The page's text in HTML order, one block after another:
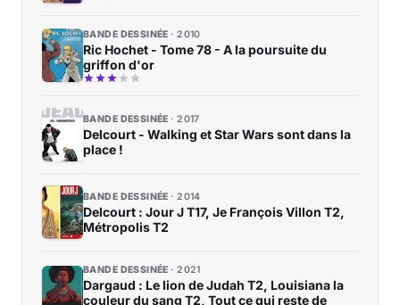
BANDE DESSINÉE 2010
Ric Hochet - Tome 78 - A la poursuite du
griffon d'or
BANDE DESSINÉE 2017
Delcourt - Walking et Star Wars sont dans la
place !
BANDE DESSINÉE 2014
Delcourt : Jour J T17, Je François Villon T2,
Métropolis T2
BANDE DESSINÉE 2021
Dargaud : Le lion de Judah T2, Louisiana la
couleur du sang T2, Tout ce qui reste de